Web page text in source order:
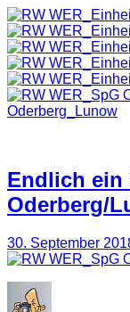
Oderberg_Lunow
Endlich ein
Oderberg/
30. September